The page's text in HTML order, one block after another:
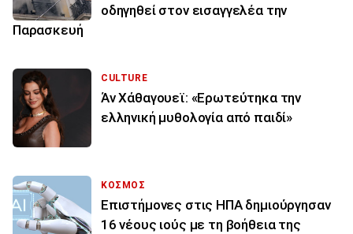
οδηγηθεί στον εισαγγελέα την
Παρασκευή
CULTURE
Άν Χάθαγουεϊ: «Ερωτεύτηκα την
ελληνική μυθολογία από παιδί»
ΚΟΣΜΟΣ
Επιστήμονες στις ΗΠΑ δημιούργησαν
16 νέους ιούς με τη βοήθεια της